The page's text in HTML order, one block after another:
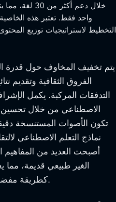
خلال دعم أكثر
واحد فقط. تعتبر هذه
التخطيط لاستراتيجيات توزيع
يتم تخفيف المخاوف حول قدرة
الفروق الثقافية وتقديم
التدفقات المركبة. يكمل
الاصطناعي من خلال تحسين
تكون الأصوات المستنسخة
نماذج التعلم الاصطناعي
أصبحت العديد من المفاهيم
الغير طبيعي قديمة، مما
كطريقة مفضلة للدبلجة بين صناع المحتوى.